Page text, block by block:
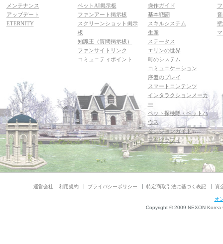
メンテナンス
アップデート
ETERNITY
ペットAI掲示板
ファンアート掲示板
スクリーンショット掲示
板
知識王（質問掲示板）
ファンサイトリンク
コミュニティポイント
操作ガイド
基本戦闘
スキルシステム
生産
ステータス
エリンの世界
町のシステム
コミュニケーション
序盤のプレイ
スマートコンテンツ
インタラクションメーカ
ー
ペット探検隊・ペットハ
ウス
ダンジョンガイド
マギグラフィ
運営会社 利用規約 プライバシーポリシー 特定商取引法に基づく表記 資
オ
Copyright © 2009 NEXON Korea